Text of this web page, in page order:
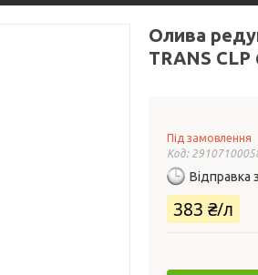
Олива
TRANS CLP
Під замовлення
Код:
Відправка
383 ₴/л